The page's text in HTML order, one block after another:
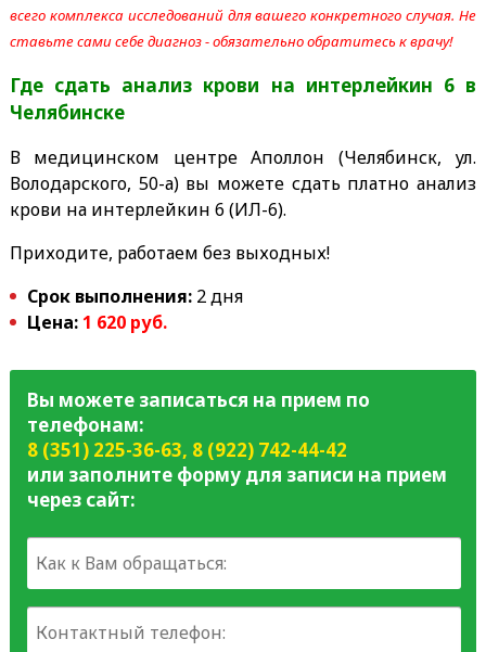
всего комплекса исследований для вашего конкретного случая. Не
ставьте сами себе диагноз - обязательно обратитесь к врачу!
Где сдать анализ крови на интерлейкин 6 в
Челябинске
В медицинском центре Аполлон (Челябинск, ул.
Володарского, 50-а) вы можете сдать платно анализ
крови на интерлейкин 6 (ИЛ-6).
Приходите, работаем без выходных!
Срок выполнения:2 дня
Цена: 1 620 руб.
Вы можете записаться на прием по
телефонам:
8 (351) 225-36-63, 8 (922) 742-44-42
или заполните форму для записи на прием
через сайт: